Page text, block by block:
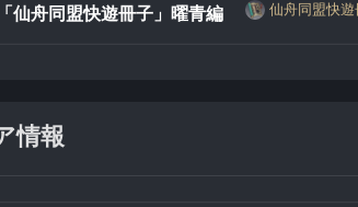
「仙舟同盟快遊冊子」曜青編 仙舟同盟快遊
情報